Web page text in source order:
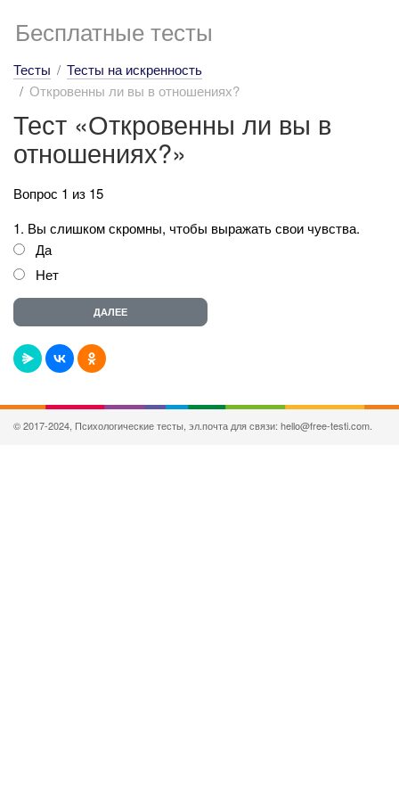
Бесплатные тесты
Тесты
Тесты на искренность
Откровенны ли вы в отношениях?
Тест «Откровенны ли вы в
отношениях?»
Вопрос 1 из 15
1. Вы слишком скромны, чтобы выражать свои чувства.
Да
Нет
© 2017-2024, Психологические тесты, эл.почта для связи: hello@free-testi.com.